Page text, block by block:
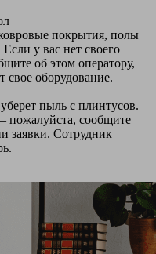
покрытия, полы
у вас нет своего
об этом оператору,
свое оборудование.
пыль с плинтусов.
пожалуйста, сообщите
заявки. Сотрудник